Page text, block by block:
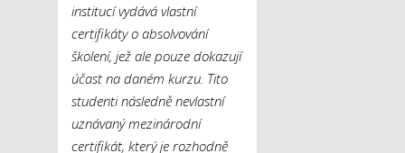
institucí vydává vlastní
certifikáty o absolvování
školení, jež ale pouze dokazují
účast na daném kurzu. Tito
studenti následně nevlastní
uznávaný mezinárodní
certifikát, který je rozhodně